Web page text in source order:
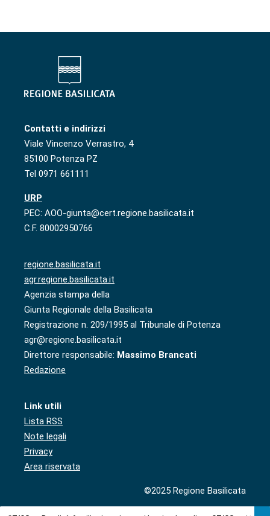
Contatti e indirizzi
Viale Vincenzo Verrastro, 4
85100 Potenza PZ
Tel 0971 661111
URP
PEC: AOO-giunta@cert.regione.basilicata.it
C.F. 80002950766
regione.basilicata.it
agr.regione.basilicata.it
Agenzia stampa della
Giunta Regionale della Basilicata
Registrazione n. 209/1995 al Tribunale di Potenza
agr@regione.basilicata.it
Direttore responsabile: Massimo Brancati
Redazione
Link utili
Lista RSS
Note legali
Privacy
Area riservata
©2025 Regione Basilicata